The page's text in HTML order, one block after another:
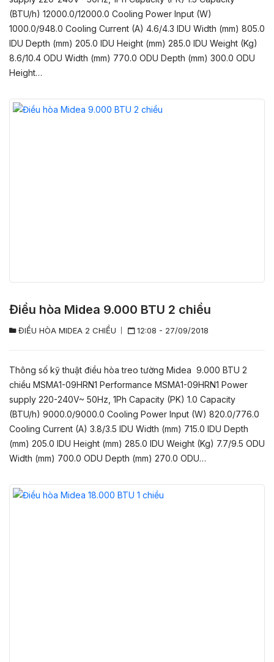
(BTU/h) 12000.0/12000.0 Cooling Power Input (W)
1000.0/948.0 Cooling Current (A) 4.6/4.3 IDU Width (mm) 805.0
IDU Depth (mm) 205.0 IDU Height (mm) 285.0 IDU Weight (Kg)
8.6/10.4 ODU Width (mm) 770.0 ODU Depth (mm) 300.0 ODU
Height…
Điều hòa Midea 9.000 BTU 2 chiều
ĐIỀU HÒA MIDEA 2 CHIỀU 12:08 - 27/09/2018
Thông số kỹ thuật điều hòa treo tường Midea 9.000 BTU 2
chiều MSMA1-09HRN1 Performance MSMA1-09HRN1 Power
supply 220-240V~ 50Hz, 1Ph Capacity (PK) 1.0 Capacity
(BTU/h) 9000.0/9000.0 Cooling Power Input (W) 820.0/776.0
Cooling Current (A) 3.8/3.5 IDU Width (mm) 715.0 IDU Depth
(mm) 205.0 IDU Height (mm) 285.0 IDU Weight (Kg) 7.7/9.5 ODU
Width (mm) 700.0 ODU Depth (mm) 270.0 ODU…